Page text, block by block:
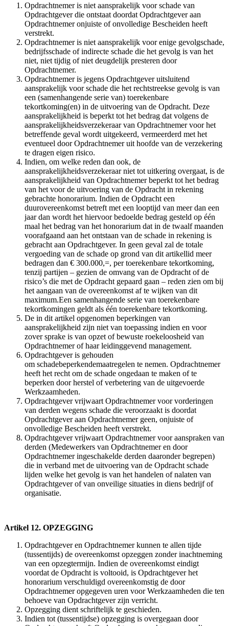
Opdrachtnemer is niet aansprakelijk voor schade van
Opdrachtgever die ontstaat doordat Opdrachtgever aan
Opdrachtnemer onjuiste of onvolledige Bescheiden heeft
verstrekt.
Opdrachtnemer is niet aansprakelijk voor enige gevolgschade,
bedrijfsschade of indirecte schade die het gevolg is van het
niet, niet tijdig of niet deugdelijk presteren door
Opdrachtnemer.
Opdrachtnemer is jegens Opdrachtgever uitsluitend
aansprakelijk voor schade die het rechtstreekse gevolg is van
een (samenhangende serie van) toerekenbare
tekortkoming(en) in de uitvoering van de Opdracht. Deze
aansprakelijkheid is beperkt tot het bedrag dat volgens de
aansprakelijkheidsverzekeraar van Opdrachtnemer voor het
betreffende geval wordt uitgekeerd, vermeerderd met het
eventueel door Opdrachtnemer uit hoofde van de verzekering
te dragen eigen risico.
Indien, om welke reden dan ook, de
aansprakelijkheidsverzekeraar niet tot uitkering overgaat, is de
aansprakelijkheid van Opdrachtnemer beperkt tot het bedrag
van het voor de uitvoering van de Opdracht in rekening
gebrachte honorarium. Indien de Opdracht een
duurovereenkomst betreft met een looptijd van meer dan een
jaar dan wordt het hiervoor bedoelde bedrag gesteld op één
maal het bedrag van het honorarium dat in de twaalf maanden
voorafgaand aan het ontstaan van de schade in rekening is
gebracht aan Opdrachtgever. In geen geval zal de totale
vergoeding van de schade op grond van dit artikellid meer
bedragen dan € 300.000,=, per toerekenbare tekortkoming,
tenzij partijen – gezien de omvang van de Opdracht of de
risico’s die met de Opdracht gepaard gaan – reden zien om bij
het aangaan van de overeenkomst af te wijken van dit
maximum.Een samenhangende serie van toerekenbare
tekortkomingen geldt als één toerekenbare tekortkoming.
De in dit artikel opgenomen beperkingen van
aansprakelijkheid zijn niet van toepassing indien en voor
zover sprake is van opzet of bewuste roekeloosheid van
Opdrachtnemer of haar leidinggevend management.
Opdrachtgever is gehouden
om schadebeperkendemaatregelen te nemen. Opdrachtnemer
heeft het recht om de schade ongedaan te maken of te
beperken door herstel of verbetering van de uitgevoerde
Werkzaamheden.
Opdrachtgever vrijwaart Opdrachtnemer voor vorderingen
van derden wegens schade die veroorzaakt is doordat
Opdrachtgever aan Opdrachtnemer geen, onjuiste of
onvolledige Bescheiden heeft verstrekt.
Opdrachtgever vrijwaart Opdrachtnemer voor aanspraken van
derden (Medewerkers van Opdrachtnemer en door
Opdrachtnemer ingeschakelde derden daaronder begrepen)
die in verband met de uitvoering van de Opdracht schade
lijden welke het gevolg is van het handelen of nalaten van
Opdrachtgever of van onveilige situaties in diens bedrijf of
organisatie.
Artikel 12. OPZEGGING
Opdrachtgever en Opdrachtnemer kunnen te allen tijde
(tussentijds) de overeenkomst opzeggen zonder inachtneming
van een opzegtermijn. Indien de overeenkomst eindigt
voordat de Opdracht is voltooid, is Opdrachtgever het
honorarium verschuldigd overeenkomstig de door
Opdrachtnemer opgegeven uren voor Werkzaamheden die ten
behoeve van Opdrachtgever zijn verricht.
Opzegging dient schriftelijk te geschieden.
Indien tot (tussentijdse) opzegging is overgegaan door